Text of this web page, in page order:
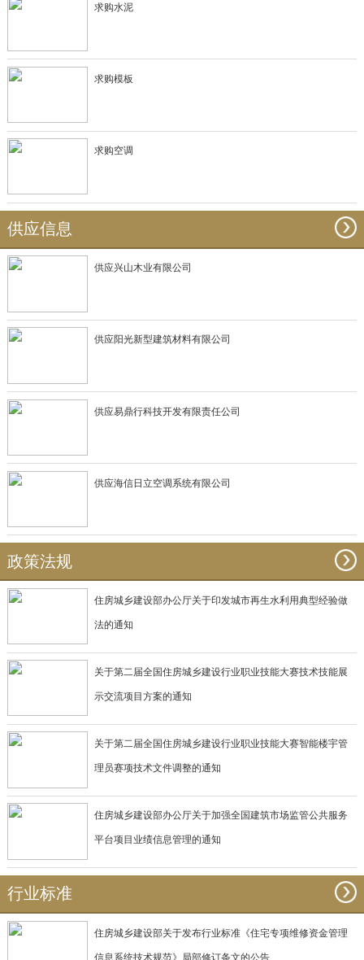
求购水泥
求购模板
求购空调
供应信息
供应兴山木业有限公司
供应阳光新型建筑材料有限公司
供应易鼎行科技开发有限责任公司
供应海信日立空调系统有限公司
政策法规
住房城乡建设部办公厅关于印发城市再生水利用典型经验做
法的通知
关于第二届全国住房城乡建设行业职业技能大赛技术技能展
示交流项目方案的通知
关于第二届全国住房城乡建设行业职业技能大赛智能楼宇管
理员赛项技术文件调整的通知
住房城乡建设部办公厅关于加强全国建筑市场监管公共服务
平台项目业绩信息管理的通知
行业标准
住房城乡建设部关于发布行业标准《住宅专项维修资金管理
信息系统技术规范》局部修订条文的公告